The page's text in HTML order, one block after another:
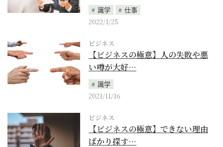
識学
仕事
2022/1/25
ビジネス
【ビジネスの極意】人の失敗や悪
い噂が大好…
識学
2021/11/16
ビジネス
【ビジネスの極意】できない理由
ばかり探す…